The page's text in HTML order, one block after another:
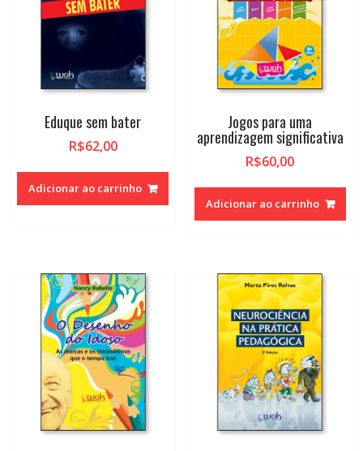
Eduque sem bater
R$62,00
Adicionar ao carrinho
Jogos para uma
aprendizagem significativa
R$60,00
Adicionar ao carrinho